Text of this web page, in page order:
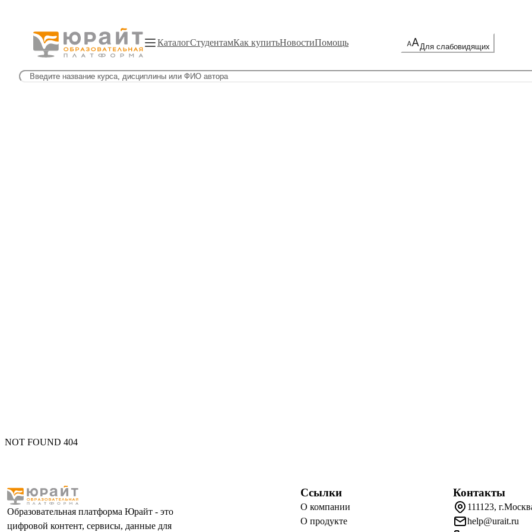
КаталогСтудентамКак купитьНовостиПомощь Для слабовидящих
NOT FOUND 404
Образовательная платформа Юрайт - это
цифровой контент, сервисы, данные для
Ссылки
О компании
О продукте
Контакты
111123,
help@urait.ru